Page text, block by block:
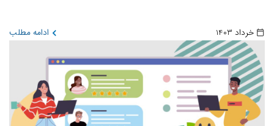
خرداد 1403 ادامه مطلب